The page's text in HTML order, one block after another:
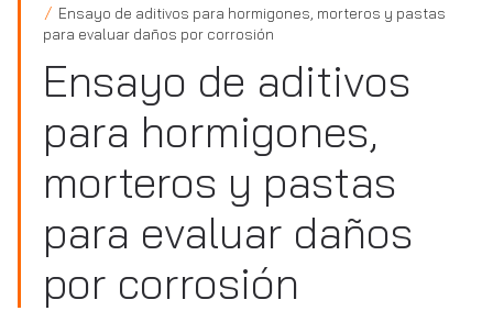
Ensayo de aditivos para hormigones, morteros y pastas
para evaluar daños por corrosión
Ensayo de aditivos
para hormigones,
morteros y pastas
para evaluar daños
por corrosión